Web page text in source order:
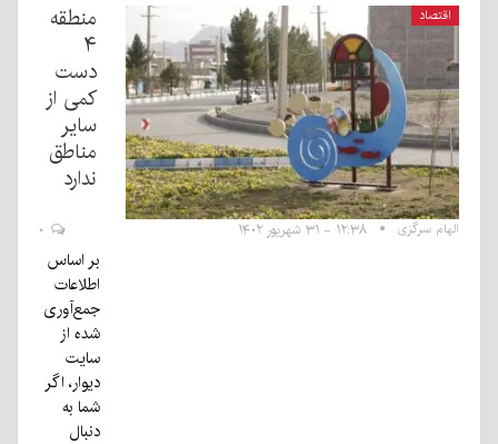
اقتصاد
منطقه
۴
دست
کمی از
سایر
مناطق
ندارد
الهام سرگزی ۱۲:۳۸ - ۳۱ شهریور ۱۴۰۲
بر اساس
اطلاعات
جمع‌آوری
شده از
سایت
دیوار، اگر
شما به
دنبال